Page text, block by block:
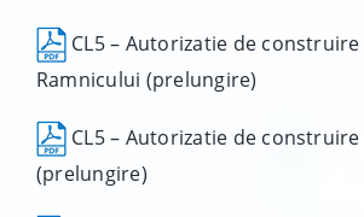
CL5 – Autorizatie de construire
Ramnicului (prelungire)
CL5 – Autorizatie de construire
(prelungire)